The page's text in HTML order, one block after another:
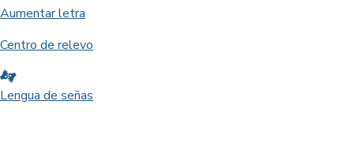
Aumentar letra
Centro de relevo
Lengua de señas